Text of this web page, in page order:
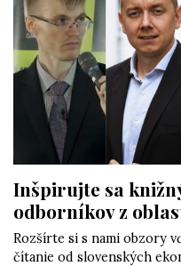
Inšpirujte sa
odborníkov z
Rozšírte si s nami obzory
čítanie od slovenských